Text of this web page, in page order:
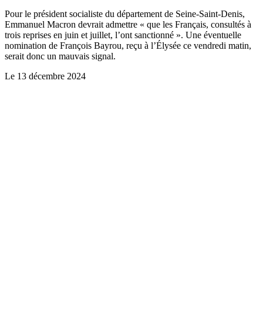
Pour le président socialiste du département de Seine-Saint-Denis,
Emmanuel Macron devrait admettre « que les Français, consultés à
trois reprises en juin et juillet, l’ont sanctionné ». Une éventuelle
nomination de François Bayrou, reçu à l’Élysée ce vendredi matin,
serait donc un mauvais signal.
Le 13 décembre 2024